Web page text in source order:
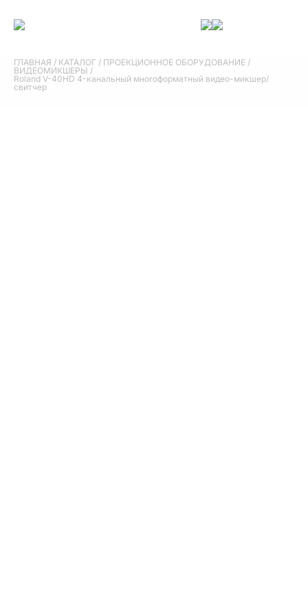
ГЛАВНАЯ / КАТАЛОГ / ПРОЕКЦИОННОЕ ОБОРУДОВАНИЕ /
ВИДЕОМИКШЕРЫ /
Roland V-40HD 4-канальный многоформатный видео-микшер/
свитчер